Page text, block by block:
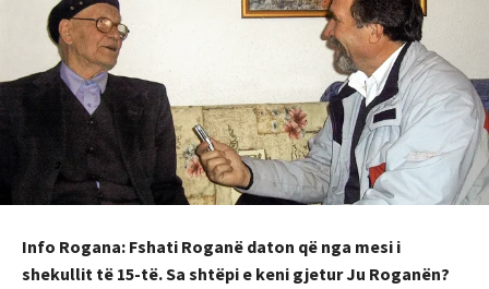
Info Rogana: Fshati Roganë daton që nga mesi i
shekullit të 15-të. Sa shtëpi e keni gjetur Ju Roganën?